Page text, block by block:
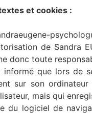
et cookies :
de Sandra
donc toute
informé que lors de
sur son
mais qui
du logiciel de